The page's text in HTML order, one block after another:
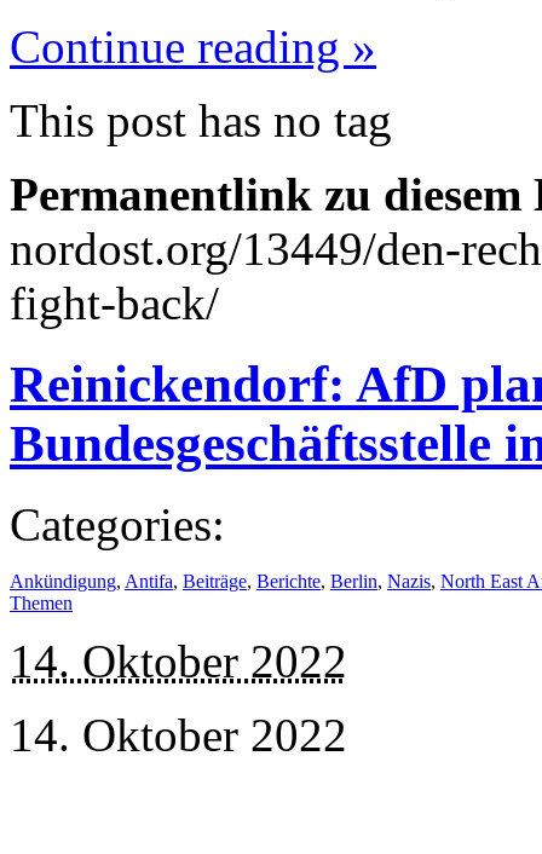
Continue reading »
This post has no tag
Permanentlink zu
nordost.org/13449/den-
fight-back/
Reinickendorf: AfD
Bundesgeschäftsstelle
Categories:
Ankündigung, Antifa, Beiträge, Berichte, Berlin, Nazis, North East
Themen
14. Oktober 2022
14. Oktober 2022